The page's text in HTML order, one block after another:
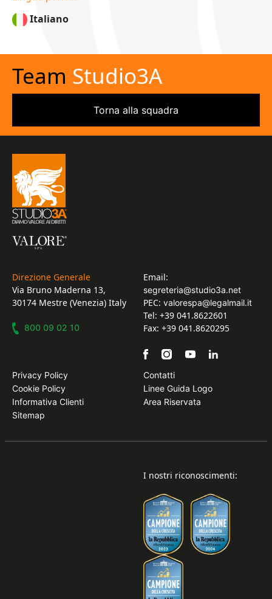
Italiano
Team Studio3A
Torna alla squadra
Direzione Generale
Via Bruno Maderna 13,
30174 Mestre (Venezia) Italy
800 09 02 10
Email:
segreteria@studio3a.net
PEC: valorespa@legalmail.it
Tel: +39 041.8622601
Fax: +39 041.8620295
Privacy Policy
Cookie Policy
Informativa Clienti
Sitemap
Contatti
Linee Guida Logo
Area Riservata
I nostri riconoscimenti: